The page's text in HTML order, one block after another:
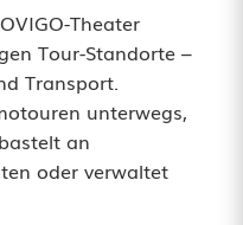
Theater
Tour-Standorte –
Transport.
unterwegs,
an
oder verwaltet